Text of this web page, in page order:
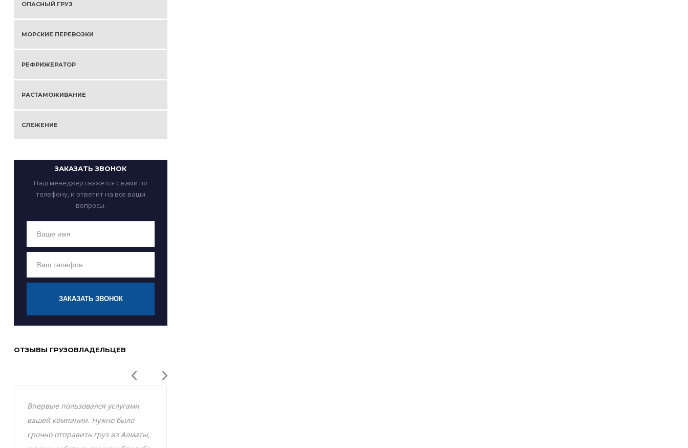
ОПАСНЫЙ ГРУЗ
МОРСКИЕ ПЕРЕВОЗКИ
РЕФРИЖЕРАТОР
РАСТАМОЖИВАНИЕ
СЛЕЖЕНИЕ
ЗАКАЗАТЬ ЗВОНОК
Наш менеджер свяжется с вами по
телефону, и ответит на все ваши
вопросы.
ЗАКАЗАТЬ ЗВОНОК
ОТЗЫВЫ ГРУЗОВЛАДЕЛЬЦЕВ
Впервые пользовался услугами
вашей компании. Нужно было
срочно отправить груз из Алматы,